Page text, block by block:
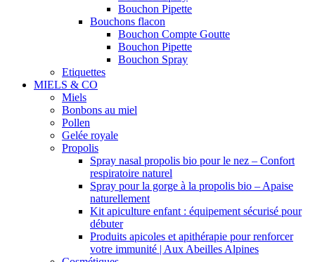
Bouchon Pipette
Bouchons flacon
Bouchon Compte Goutte
Bouchon Pipette
Bouchon Spray
Etiquettes
MIELS & CO
Miels
Bonbons au miel
Pollen
Gelée royale
Propolis
Spray nasal propolis bio pour le nez – Confort
respiratoire naturel
Spray pour la gorge à la propolis bio – Apaise
naturellement
Kit apiculture enfant : équipement sécurisé pour
débuter
Produits apicoles et apithérapie pour renforcer
votre immunité | Aux Abeilles Alpines